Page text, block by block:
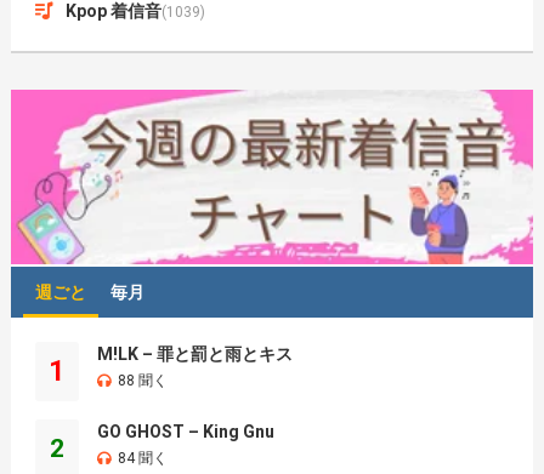
Kpop 着信音(1039)
週ごと 毎月
1
M!LK – 罪と罰と雨とキス
88 聞く
2
GO GHOST – King Gnu
84 聞く